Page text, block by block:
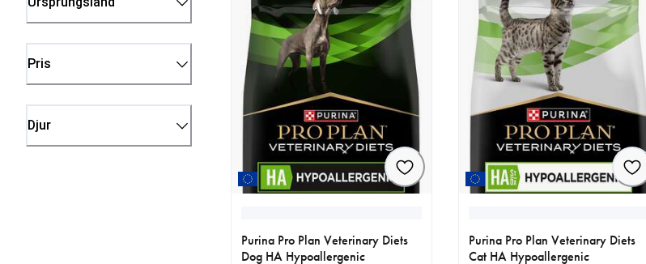
Pris
Djur
Purina Pro Plan Veterinary Diets
Dog HA Hypoallergenic
Purina Pro Plan Veterinary Diets
Cat HA Hypoallergenic